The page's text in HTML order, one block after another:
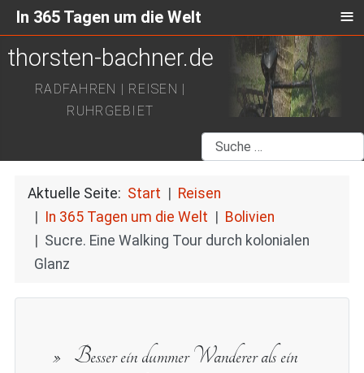
thorsten-bachner.de
RADFAHREN | REISEN |
RUHRGEBIET
Suchen
Aktuelle Seite: Start
Reisen
In 365 Tagen um die Welt
Bolivien
Sucre. Eine Walking Tour durch kolonialen
Glanz
Besser ein dummer Wanderer als ein
In 365 Tagen um die Welt ≡